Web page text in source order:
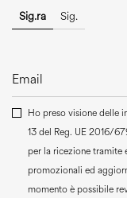
Sig.ra Sig.
Ho preso visione delle
13 del Reg. UE 2016/
per la ricezione
promozionali ed
momento è possibile